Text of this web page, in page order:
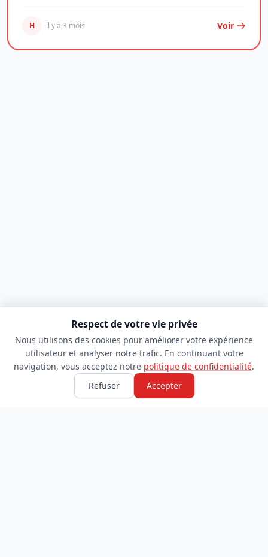
H il y a 3 mois Voir
Respect de votre vie privée
Nous utilisons des cookies pour améliorer votre expérience
utilisateur et analyser notre trafic. En continuant votre
navigation, vous acceptez notre politique de confidentialité.
Refuser
Accepter